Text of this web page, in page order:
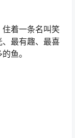
着一条名叫笑
最有趣、最喜
鱼。